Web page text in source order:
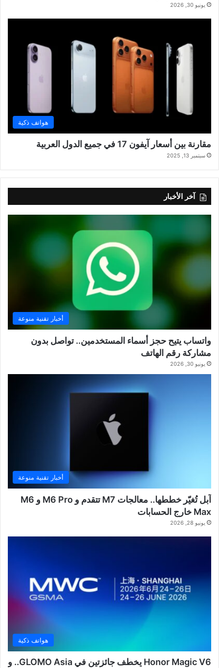
يونيو 30, 2026
هواتف ذكية
مقارنة بين أسعار آيفون 17 في جميع الدول العربية
سبتمبر 13, 2025
آخر الأخبار
أخبار تقنية منوعة
واتساب يتيح حجز أسماء المستخدمين.. تواصل بدون
مشاركة رقم الهاتف
يونيو 30, 2026
أخبار تقنية منوعة
آبل تُغيّر خططها.. معالجات M7 تتقدم و M6 Pro و M6
Max خارج الحسابات
يونيو 28, 2026
هواتف ذكية
Honor Magic V6 يخطف جائزتين في GLOMO Asia.. و